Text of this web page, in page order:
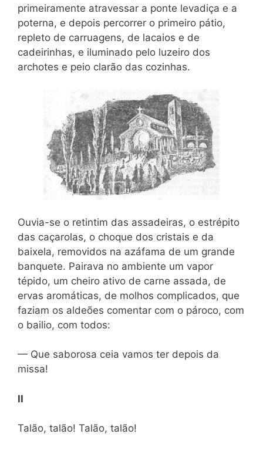
primeiramente atravessar a ponte levadiça e a
poterna, e depois percorrer o primeiro pátio,
repleto de carruagens, de lacaios e de
cadeirinhas, e iluminado pelo luzeiro dos
archotes e peio clarão das cozinhas.
Ouvia-se o retintim das assadeiras, o estrépito
das caçarolas, o choque dos cristais e da
baixela, removidos na azáfama de um grande
banquete. Pairava no ambiente um vapor
tépido, um cheiro ativo de carne assada, de
ervas aromáticas, de molhos complicados, que
faziam os aldeões comentar com o pároco, com
o bailio, com todos:
— Que saborosa ceia vamos ter depois da
missa!
II
Talão, talão! Talão, talão!